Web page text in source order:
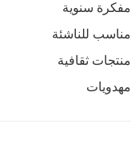
مفكرة سنوية
مناسب للناشئة
منتجات ثقافية
مهدويات